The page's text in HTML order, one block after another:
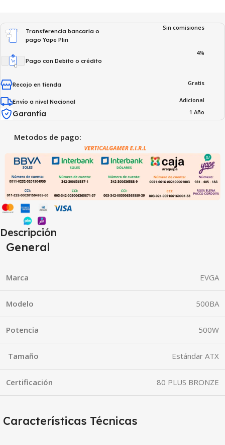
Transferencia bancaria o
pago Yape Plin
Sin comisiones
Pago con Debito o crédito
4%
Recojo en tienda Gratis
Envío a nivel Nacional Adicional
Garantía 1 Año
Metodos de pago:
Descripción
General
Marca EVGA
Modelo 500BA
Potencia 500W
Tamaño Estándar ATX
Certificación 80 PLUS BRONZE
Características Técnicas